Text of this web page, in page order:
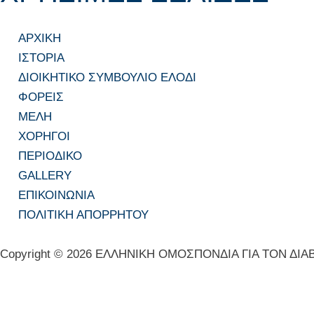
ΑΡΧΙΚΗ
ΙΣΤΟΡΙΑ
ΔΙΟΙΚΗΤΙΚΟ ΣΥΜΒΟΥΛΙΟ ΕΛΟΔΙ
ΦΟΡΕΙΣ
ΜΕΛΗ
ΧΟΡΗΓΟΙ
ΠΕΡΙΟΔΙΚΟ
GALLERY
ΕΠΙΚΟΙΝΩΝΙΑ
ΠΟΛΙΤΙΚΗ ΑΠΟΡΡΗΤΟΥ
Copyright © 2026 ΕΛΛΗΝΙΚΗ ΟΜΟΣΠΟΝΔΙΑ ΓΙΑ ΤΟΝ